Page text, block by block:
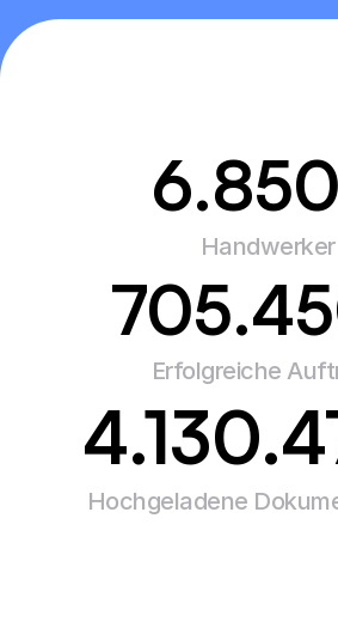
6.850
Handwerker
Erfolgreiche
Hochgeladene